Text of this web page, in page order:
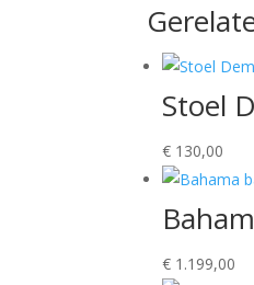
Stoel
€ 130,00
€ 1.199,00